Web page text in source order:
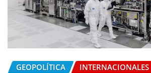
GEOPOLÍTICA INTERNACIONALES